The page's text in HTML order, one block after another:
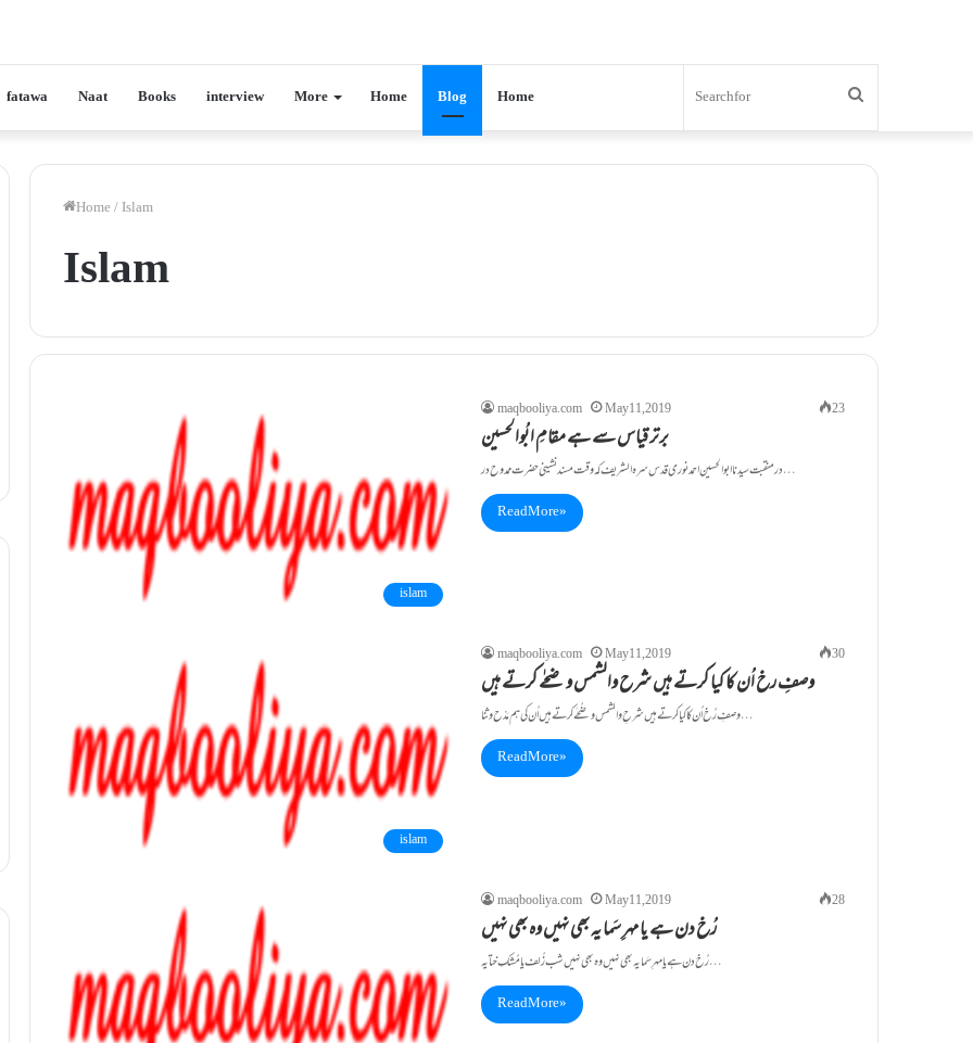
fatawa Naat Books interview More Home Blog Home
for
Home/Islam
Islam
islam
maqbooliya.com May 11, 2019 23
برتر قیاس سے ہے مقامِ ابُوالحسین
در منقبت سیدنا ابو الحسین احمد نوری قدس سرہ الشریف کہ وقت مسند نشینی حضرت ممدوح در …
Read More »
islam
maqbooliya.com May 11, 2019 30
وصفِ رخ اُن کا کیا کرتے ہیں شرح والشمس وضحٰے کرتے ہیں
وصفِ رُخ اُن کا کیا کرتے ہیں شرحِ والشمس وضُحٰے کرتے ہیں اُن کی ہم مَدْح و ثنا…
Read More »
maqbooliya.com May 11, 2019 28
رُخ دن ہے یا مہرِ سَما یہ بھی نہیں وہ بھی نہیں
رُخ دن ہے یا مہرِ سَما یہ بھی نہیں وہ بھی نہیں شب زُلف یا مُشکِ ختا یہ…
Read More »